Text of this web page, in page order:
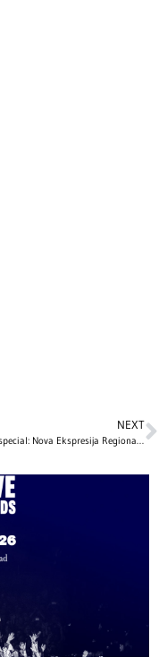
NEXT
Clave Especial: Nova Ekspresija Regionalne Muzike sa EP-om ‘AfterAfter’